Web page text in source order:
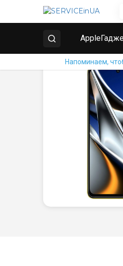
Apple
Напоминаем,
Главная Ремонт